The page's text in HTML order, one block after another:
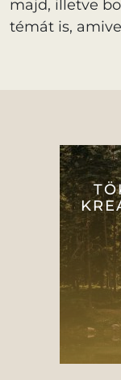
majd, illetve
témát is,